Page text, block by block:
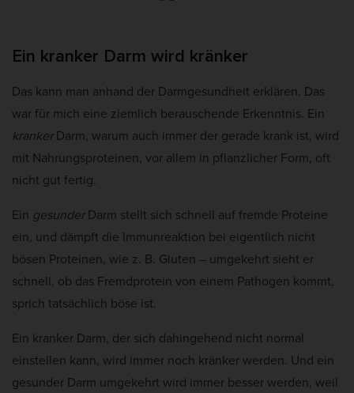
Ein kranker Darm wird kränker
Das kann man anhand der Darmgesundheit erklären. Das
war für mich eine ziemlich berauschende Erkenntnis. Ein
kranker Darm, warum auch immer der gerade krank ist, wird
mit Nahrungsproteinen, vor allem in pflanzlicher Form, oft
nicht gut fertig.
Ein gesunder Darm stellt sich schnell auf fremde Proteine
ein, und dämpft die Immunreaktion bei eigentlich nicht
bösen Proteinen, wie z. B. Gluten – umgekehrt sieht er
schnell, ob das Fremdprotein von einem Pathogen kommt,
sprich tatsächlich böse ist.
Ein kranker Darm, der sich dahingehend nicht normal
einstellen kann, wird immer noch kränker werden. Und ein
gesunder Darm umgekehrt wird immer besser werden, weil
Cookie-Informationen anzeigen
Externe Medien (2)
Inhalte von Videoplattformen und Social-Media-Plattformen werden
standardmäßig blockiert. Wenn Cookies von externen Medien akzeptiert
werden, bedarf der Zugriff auf diese Inhalte keiner manuellen Einwilligung
mehr.